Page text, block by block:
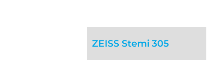
ZEISS Stemi 305